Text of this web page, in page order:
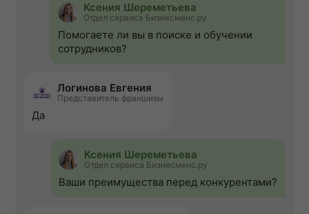
Ксения Шереметьева
Отдел сервиса Бизнесменс.ру
Помогаете ли вы в поиске и обучении
сотрудников?
Логинова Евгения
Представитель франшизы
Да
Ксения Шереметьева
Отдел сервиса Бизнесменс.ру
Ваши преимущества перед конкурентами?